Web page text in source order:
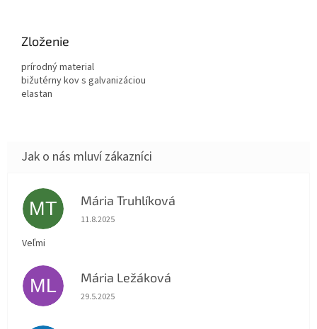
Zloženie
prírodný material
bižutérny kov s galvanizáciou
elastan
MT Mária Truhlíková
Hodnocení obchodu je 5 z 5 hvězdiček.
11.8.2025
Veľmi
ML Mária Ležáková
Hodnocení obchodu je 5 z 5 hvězdiček.
29.5.2025